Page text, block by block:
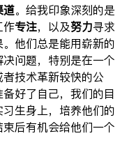
道。给我印象深刻的是
作专注，以及努力寻求
他们总是能用崭新的
问题，特别是在一个
技术革新较快的公
好了自己，我们的目
生身上，培养他们的
后有机会给他们一个